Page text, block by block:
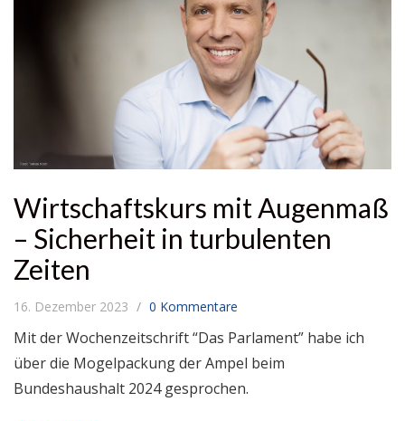
Wirtschaftskurs mit Augenmaß
– Sicherheit in turbulenten
Zeiten
16. Dezember 2023 0 Kommentare
Mit der Wochenzeitschrift “Das Parlament” habe ich
über die Mogelpackung der Ampel beim
Bundeshaushalt 2024 gesprochen.